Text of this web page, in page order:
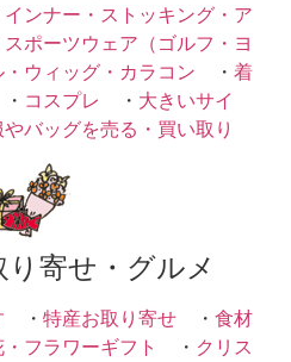
インナー・ストッキング・ア
スポーツウェア（ゴルフ・ヨ
・ウィッグ・カラコン ・ 着
コスプレ ・ 大きいサイ
やバッグを売る・買い取り
寄せ・グルメ
・ 特産お取り寄せ ・ 食材
・フラワーギフト ・ クリス